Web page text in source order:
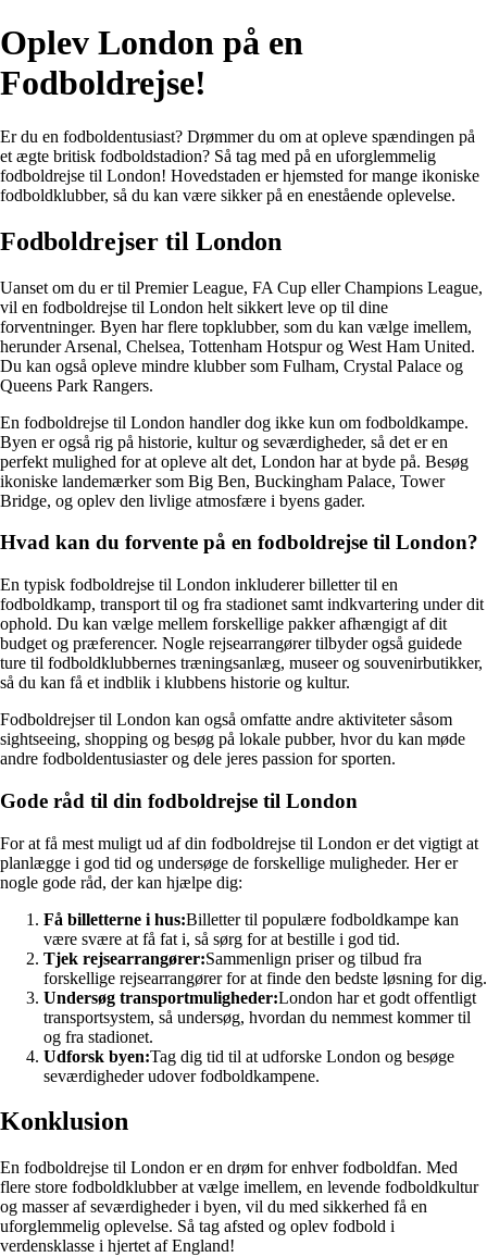
Oplev London på en
Fodboldrejse!
Er du en fodboldentusiast? Drømmer du om at opleve spændingen på
et ægte britisk fodboldstadion? Så tag med på en uforglemmelig
fodboldrejse til London! Hovedstaden er hjemsted for mange ikoniske
fodboldklubber, så du kan være sikker på en enestående oplevelse.
Fodboldrejser til London
Uanset om du er til Premier League, FA Cup eller Champions League,
vil en fodboldrejse til London helt sikkert leve op til dine
forventninger. Byen har flere topklubber, som du kan vælge imellem,
herunder Arsenal, Chelsea, Tottenham Hotspur og West Ham United.
Du kan også opleve mindre klubber som Fulham, Crystal Palace og
Queens Park Rangers.
En fodboldrejse til London handler dog ikke kun om fodboldkampe.
Byen er også rig på historie, kultur og seværdigheder, så det er en
perfekt mulighed for at opleve alt det, London har at byde på. Besøg
ikoniske landemærker som Big Ben, Buckingham Palace, Tower
Bridge, og oplev den livlige atmosfære i byens gader.
Hvad kan du forvente på en fodboldrejse til London?
En typisk fodboldrejse til London inkluderer billetter til en
fodboldkamp, transport til og fra stadionet samt indkvartering under dit
ophold. Du kan vælge mellem forskellige pakker afhængigt af dit
budget og præferencer. Nogle rejsearrangører tilbyder også guidede
ture til fodboldklubbernes træningsanlæg, museer og souvenirbutikker,
så du kan få et indblik i klubbens historie og kultur.
Fodboldrejser til London kan også omfatte andre aktiviteter såsom
sightseeing, shopping og besøg på lokale pubber, hvor du kan møde
andre fodboldentusiaster og dele jeres passion for sporten.
Gode råd til din fodboldrejse til London
For at få mest muligt ud af din fodboldrejse til London er det vigtigt at
planlægge i god tid og undersøge de forskellige muligheder. Her er
nogle gode råd, der kan hjælpe dig:
Få billetterne i hus:Billetter til populære fodboldkampe kan
være svære at få fat i, så sørg for at bestille i god tid.
Tjek rejsearrangører:Sammenlign priser og tilbud fra
forskellige rejsearrangører for at finde den bedste løsning for dig.
Undersøg transportmuligheder:London har et godt offentligt
transportsystem, så undersøg, hvordan du nemmest kommer til
og fra stadionet.
Udforsk byen:Tag dig tid til at udforske London og besøge
seværdigheder udover fodboldkampene.
Konklusion
En fodboldrejse til London er en drøm for enhver fodboldfan. Med
flere store fodboldklubber at vælge imellem, en levende fodboldkultur
og masser af seværdigheder i byen, vil du med sikkerhed få en
uforglemmelig oplevelse. Så tag afsted og oplev fodbold i
verdensklasse i hjertet af England!